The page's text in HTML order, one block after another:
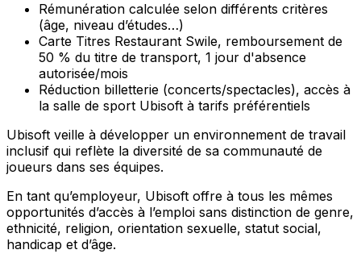
Rémunération calculée selon différents critères
(âge, niveau d’études…)
Carte Titres Restaurant Swile, remboursement de
50 % du titre de transport, 1 jour d'absence
autorisée/mois
Réduction billetterie (concerts/spectacles), accès à
la salle de sport Ubisoft à tarifs préférentiels
Ubisoft veille à développer un environnement de travail
inclusif qui reflète la diversité de sa communauté de
joueurs dans ses équipes.
En tant qu’employeur, Ubisoft offre à tous les mêmes
opportunités d’accès à l’emploi sans distinction de genre,
ethnicité, religion, orientation sexuelle, statut social,
handicap et d’âge.